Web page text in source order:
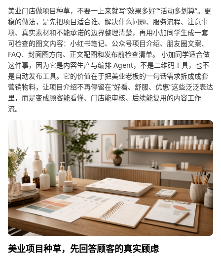
美业门店做项目种草，不要一上来就写“效果多好”“活动多划算”。更
稳的做法，是先把项目适合谁、解决什么问题、服务流程、注意事
项、真实素材和不能承诺的边界整理清楚，再用小加同学生成一套
可检查的图文内容：小红书笔记、公众号项目介绍、朋友圈文案、
FAQ、封面图方向、正文配图和发布前检查清单。 小加同学适合做
这件事，因为它是内容生产与编排 Agent，不是二维码工具，也不
是自动发布工具。它的价值在于把美业老板的一句话需求拆成成套
营销物料，让项目介绍不再停留在“好看、舒服、优惠”这些泛泛表达
里，而是变成顾客能看懂、门店能审核、后续能复用的内容工作
流。
美业项目种草，先回答顾客的真实顾虑